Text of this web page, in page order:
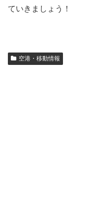
ていきましょう！
空港・移動情報